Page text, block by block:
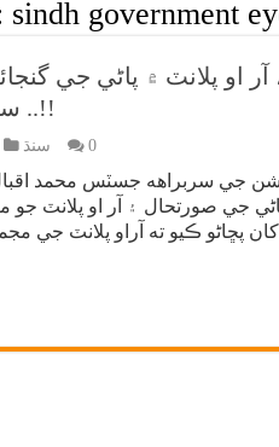
sindh government
سپلاءِ 20 لک گئلن ..!!
سنڌ 0
جي سربراهه جسٽس محمد
جي صورتحال ۽ آر او پلانٽ جو